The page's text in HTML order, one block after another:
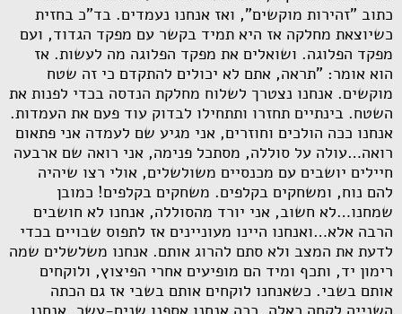
כתוב "זהירות מוקשים", ואז אנחנו נעמדים. בד"כ בחזית
כשיוצאת מחלקה אז היא תמיד בקשר עם מפקד הגדוד, ועם
מפקד הפלוגה. ושואלים את מפקד הפלוגה מה לעשות. אז
הוא אומר: "תראה, אתם לא יכולים להתקדם כי זה שטח
מוקשים. אנחנו נצטרך לשלוח מחלקת הנדסה בכדי לפנות את
השטח. בינתיים תחזרו ותתחילו לבדוק עוד פעם את העמדות.
אנחנו ככה הולכים וחוזרים, אני מגיע שם לעמדה אני פתאום
רואה…עולה על סוללה, מסתכל פנימה, אני רואה שם ארבעה
חיילים יושבים עם מכנסיים משולשלים, אולי רצו שיהיה
להם נוח, ומשחקים בקלפים. משחקים בקלפים! כמובן
שמחנו…לא חשוב, אני יורד מהסוללה, אנחנו לא חושבים
הרבה אלא…ואנחנו היינו מעוניינים אז לתפוס שבויים בכדי
לדעת את המצב ולא סתם להרוג אותם. אנחנו משלשלים שמה
רימון יד, ותכף ומיד הם מופיעים אחרי הפיצוץ, ולוקחים
אותם בשבי. כשאנחנו לוקחים אותם בשבי אז גם הכתה